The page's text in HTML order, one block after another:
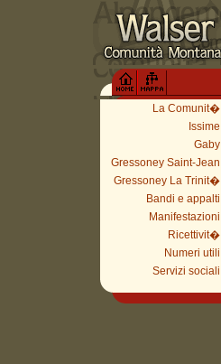
La Comunit�
Issime
Gaby
Gressoney Saint-Jean
Gressoney La Trinit�
Bandi e appalti
Manifestazioni
Ricettivit�
Numeri utili
Servizi sociali